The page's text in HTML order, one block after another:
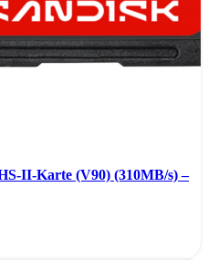
II-Karte (V90) (310MB/s) –